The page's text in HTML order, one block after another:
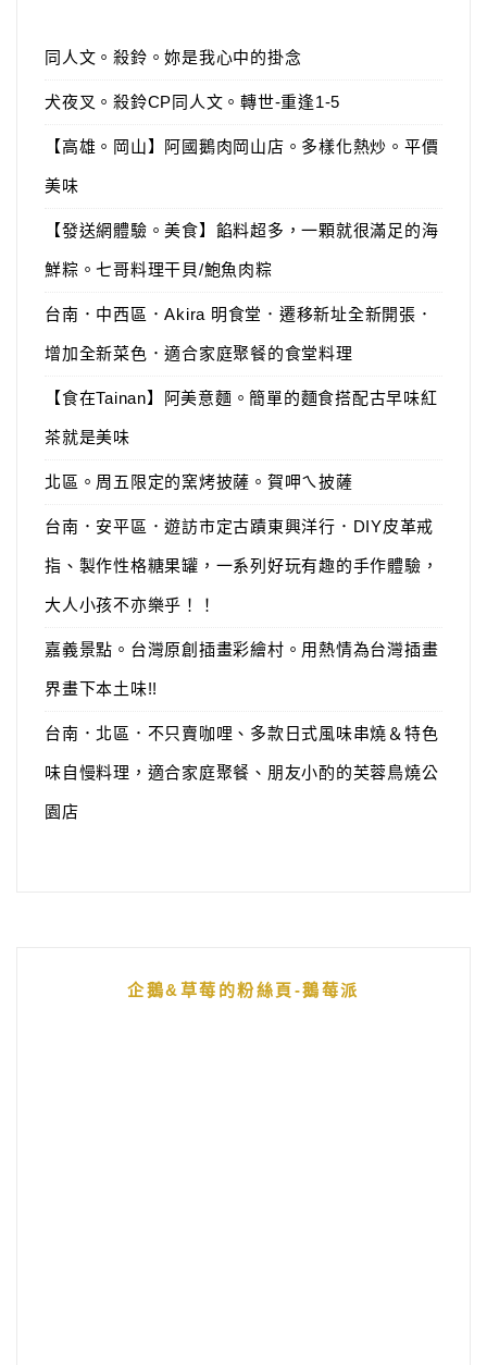
同人文。殺鈴。妳是我心中的掛念
犬夜叉。殺鈴CP同人文。轉世-重逢1-5
【高雄。岡山】阿國鵝肉岡山店。多樣化熱炒。平價
美味
【發送網體驗。美食】餡料超多，一顆就很滿足的海
鮮粽。七哥料理干貝/鮑魚肉粽
台南．中西區．Akira 明食堂．遷移新址全新開張．
增加全新菜色．適合家庭聚餐的食堂料理
【食在Tainan】阿美意麵。簡單的麵食搭配古早味紅
茶就是美味
北區。周五限定的窯烤披薩。賀呷ㄟ披薩
台南．安平區．遊訪市定古蹟東興洋行．DIY皮革戒
指、製作性格糖果罐，一系列好玩有趣的手作體驗，
大人小孩不亦樂乎！！
嘉義景點。台灣原創插畫彩繪村。用熱情為台灣插畫
界畫下本土味!!
台南．北區．不只賣咖哩、多款日式風味串燒＆特色
味自慢料理，適合家庭聚餐、朋友小酌的芙蓉鳥燒公
園店
企鵝&草莓的粉絲頁-鵝莓派